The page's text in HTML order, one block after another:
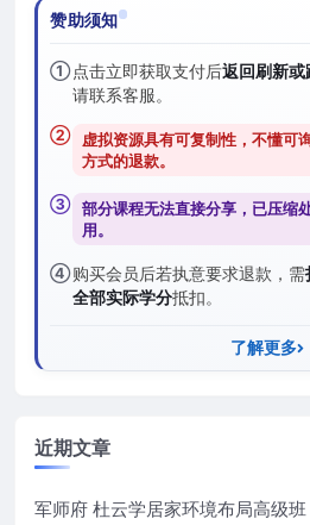
赞助须知
①点击立即获取支付后返回刷新或
请联系客服。
② 虚拟资源具有可复制性，不懂可
方式的退款。
③ 部分课程无法直接分享，已压缩
用。
④购买会员后若执意要求退款，需
全部实际学分抵扣。
了解更多
近期文章
军师府 杜云学居家环境布局高级